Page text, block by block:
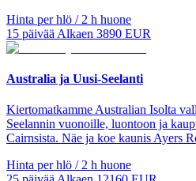
Hinta per hlö / 2 h huone
15 päivää Alkaen 3890 EUR
Australia ja Uusi-Seelanti
Kiertomatkamme Australian Isolta
Seelannin vuonoille, luontoon ja
Cairnsista. Näe ja koe kaunis Ayers
Hinta per hlö / 2 h huone